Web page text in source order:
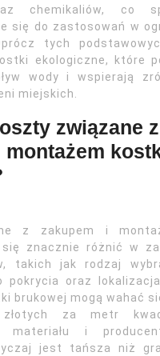
chemikaliów, co
się do zastosowań w
tych
ekologiczne, które
wody i wspierają
miejskich.
związane z
montażem
z zakupem i
się znacznie różnić w
takich jak rodzaj
pokrycia oraz
brukowej mogą wahać
złotych za metr
materiału i
jest tańsza niż